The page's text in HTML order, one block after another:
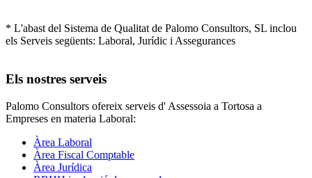
* L'abast del Sistema de Qualitat de Palomo Consultors, SL inclou
els Serveis següents: Laboral, Jurídic i Assegurances
Els nostres serveis
Palomo Consultors ofereix serveis d' Assessoia a Tortosa a
Empreses en materia Laboral:
Àrea Laboral
Àrea Fiscal Comptable
Àrea Jurídica